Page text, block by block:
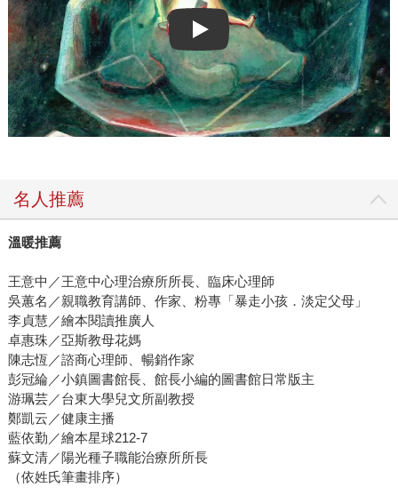
Play video
名人推薦
溫暖推薦
王意中／王意中心理治療所所長、臨床心理師
吳蕙名／親職教育講師、作家、粉專「暴走小孩．淡定父母」
李貞慧／繪本閱讀推廣人
卓惠珠／亞斯教母花媽
陳志恆／諮商心理師、暢銷作家
彭冠綸／小鎮圖書館長、館長小編的圖書館日常版主
游珮芸／台東大學兒文所副教授
鄭凱云／健康主播
藍依勤／繪本星球212-7
蘇文清／陽光種子職能治療所所長
（依姓氏筆畫排序）